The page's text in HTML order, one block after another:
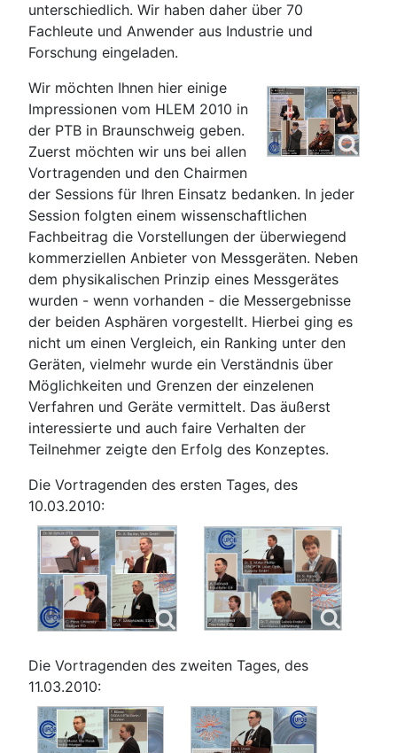
unterschiedlich. Wir haben daher über 70
Fachleute und Anwender aus Industrie und
Forschung eingeladen.
Wir möchten Ihnen hier einige
Impressionen vom HLEM 2010 in
der PTB in Braunschweig geben.
Zuerst möchten wir uns bei allen
Vortragenden und den Chairmen
der Sessions für Ihren Einsatz bedanken. In jeder
Session folgten einem wissenschaftlichen
Fachbeitrag die Vorstellungen der überwiegend
kommerziellen Anbieter von Messgeräten. Neben
dem physikalischen Prinzip eines Messgerätes
wurden - wenn vorhanden - die Messergebnisse
der beiden Asphären vorgestellt. Hierbei ging es
nicht um einen Vergleich, ein Ranking unter den
Geräten, vielmehr wurde ein Verständnis über
Möglichkeiten und Grenzen der einzelenen
Verfahren und Geräte vermittelt. Das äußerst
interessierte und auch faire Verhalten der
Teilnehmer zeigte den Erfolg des Konzeptes.
Die Vortragenden des ersten Tages, des
10.03.2010:
Die Vortragenden des zweiten Tages, des
11.03.2010: